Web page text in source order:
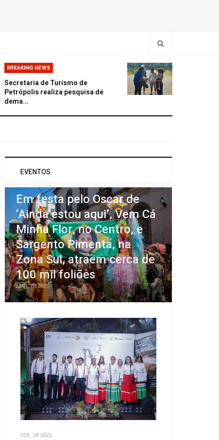
BREAKING NEWS
Secretaria de Turismo de
Petrópolis realiza pesquisa de
dema...
EVENTOS
Em festa pelo Oscar de
‘Ainda estou aqui’, Vem Cá
Minha Flor, no Centro, e
Sargento Pimenta, na
Zona Sul, atraem cerca de
100 mil foliões
MAR, 03 2025
FEB, 28 2025